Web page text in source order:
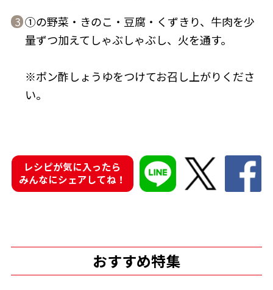
おすすめサイト
3 ①の野菜・きのこ・豆腐・くずきり、牛肉を少
量ずつ加えてしゃぶしゃぶし、火を通す。
※ポン酢しょうゆをつけてお召し上がりくださ
い。
レシピが気に入ったら
みんなにシェアしてね！
おすすめ特集